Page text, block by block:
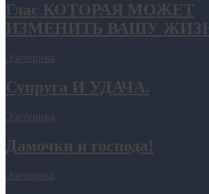
Глас КОТОРАЯ МОЖЕТ
ИЗМЕНИТЬ ВАШУ
Эзотерика
Супруга И УДАЧА.
Эзотерика
Дамочки и господа!
Эзотерика